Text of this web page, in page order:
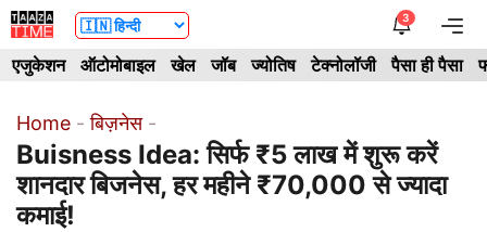
Skip
to
content
3
एजुकेशन ऑटोमोबाइल खेल जॉब ज्योतिष टेक्नोलॉजी पैसा ही पैसा
Home -बिज़नेस-
Buisness Idea: सिर्फ ₹5 लाख में शुरू करें
शानदार बिजनेस, हर महीने ₹70,000 से ज्यादा
कमाई!